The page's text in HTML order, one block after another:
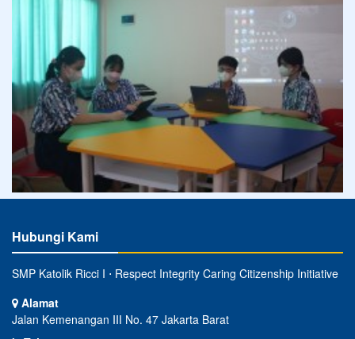
Hubungi Kami
SMP Katolik Ricci I ⋅ Respect Integrity Caring Citizenship Initiative
Alamat
Jalan Kemenangan III No. 47 Jakarta Barat